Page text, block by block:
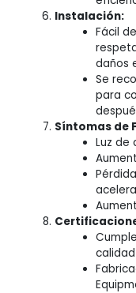
Instalación:
Fácil
daños
Se
para
Síntomas de
Luz de